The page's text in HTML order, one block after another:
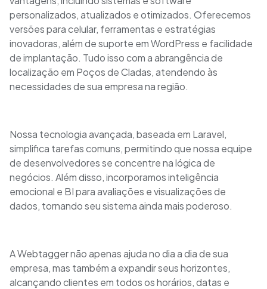
personalizados, atualizados e otimizados. Oferecemos
versões para celular, ferramentas e estratégias
inovadoras, além de suporte em WordPress e facilidade
de implantação. Tudo isso com a abrangência de
localização em Poços de Cladas, atendendo às
necessidades de sua empresa na região.
Nossa tecnologia avançada, baseada em Laravel,
simplifica tarefas comuns, permitindo que nossa equipe
de desenvolvedores se concentre na lógica de
negócios. Além disso, incorporamos inteligência
emocional e BI para avaliações e visualizações de
dados, tornando seu sistema ainda mais poderoso.
A Webtagger não apenas ajuda no dia a dia de sua
empresa, mas também a expandir seus horizontes,
alcançando clientes em todos os horários, datas e